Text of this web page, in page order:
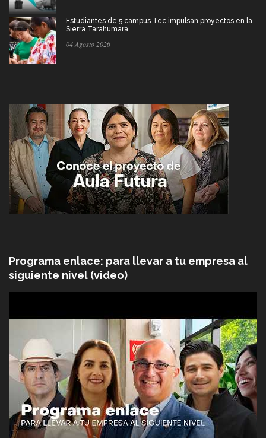
Estudiantes de 5 campus Tec impulsan proyectos en la
Sierra Tarahumara
04 Agosto 2026
Programa enlace: para llevar a tu empresa al
siguiente nivel (video)